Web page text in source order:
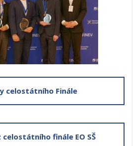
celostátního Finále
finále EO SŠ